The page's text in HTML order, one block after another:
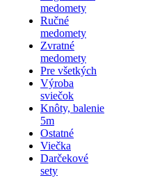
medomety
Ručné
medomety
Zvratné
medomety
Pre všetkých
Výroba
sviečok
Knôty, balenie
5m
Ostatné
Viečka
Darčekové
sety